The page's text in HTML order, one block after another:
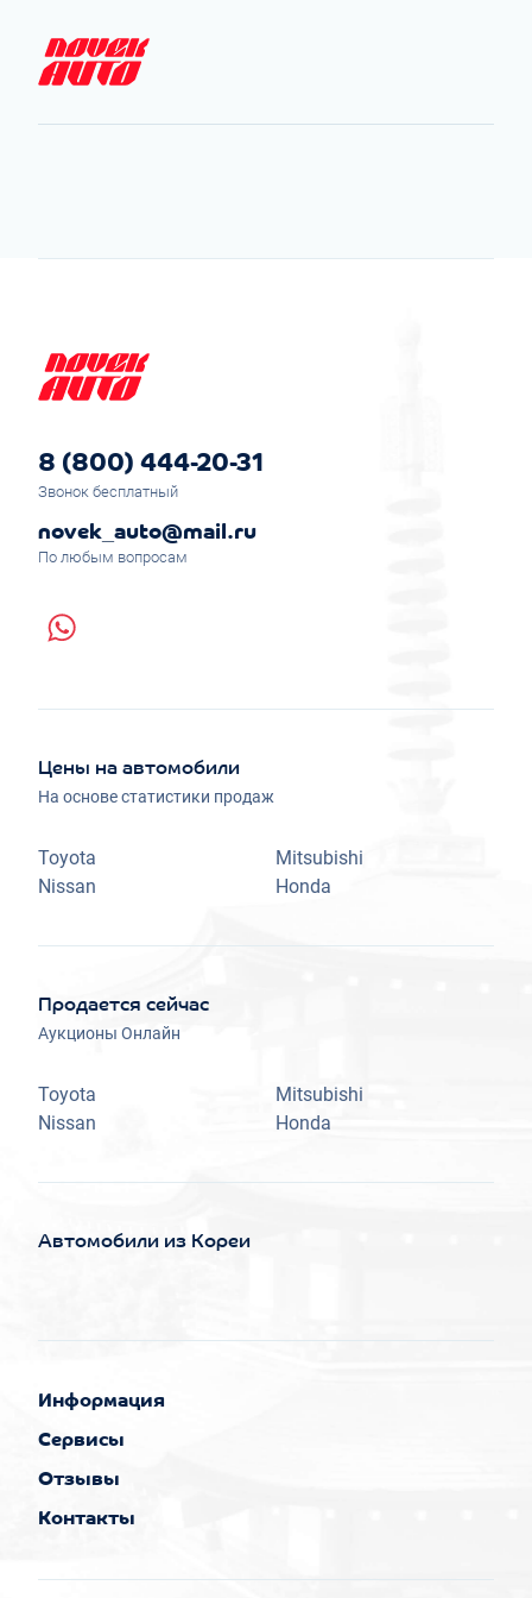
8 (800) 444-20-31
Звонок бесплатный
novek_auto@mail.ru
По любым вопросам
Цены на автомобили
На основе статистики продаж
Toyota
Nissan
Mitsubishi
Honda
Продается сейчас
Аукционы Онлайн
Toyota
Nissan
Mitsubishi
Honda
Автомобили из Кореи
Информация
Сервисы
Отзывы
Контакты